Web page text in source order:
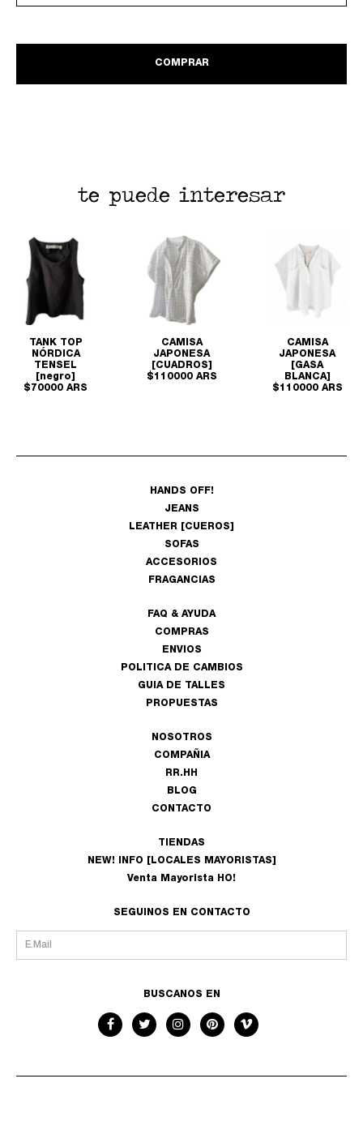
COMPRAR
te puede interesar
TANK TOP
NÓRDICA
TENSEL
[negro]
$70000 ARS
CAMISA
JAPONESA
[CUADROS]
$110000 ARS
CAMISA
JAPONESA
[GASA
BLANCA]
$110000 ARS
HANDS OFF!
JEANS
LEATHER [CUEROS]
SOFAS
ACCESORIOS
FRAGANCIAS
FAQ & AYUDA
COMPRAS
ENVIOS
POLITICA DE CAMBIOS
GUIA DE TALLES
PROPUESTAS
NOSOTROS
COMPAÑIA
RR.HH
BLOG
CONTACTO
TIENDAS
NEW! INFO [LOCALES MAYORISTAS]
Venta Mayorista HO!
SEGUINOS EN CONTACTO
BUSCANOS EN